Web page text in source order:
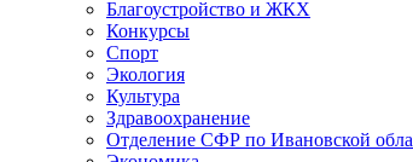
Благоустройство и ЖКХ
Конкурсы
Спорт
Экология
Культура
Здравоохранение
Отделение СФР по Ивановской